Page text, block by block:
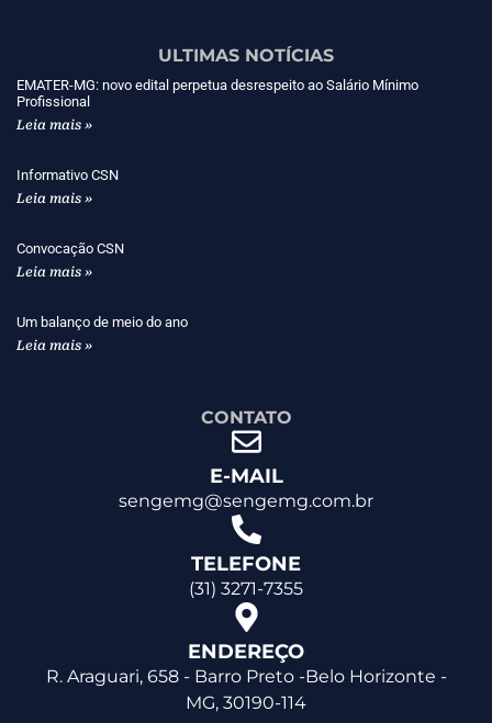
ULTIMAS NOTÍCIAS
EMATER-MG: novo edital perpetua desrespeito ao Salário Mínimo
Profissional
Leia mais »
Informativo CSN
Leia mais »
Convocação CSN
Leia mais »
Um balanço de meio do ano
Leia mais »
CONTATO
E-MAIL
sengemg@sengemg.com.br
TELEFONE
(31) 3271-7355
ENDEREÇO
R. Araguari, 658 - Barro Preto -Belo Horizonte -
MG, 30190-114